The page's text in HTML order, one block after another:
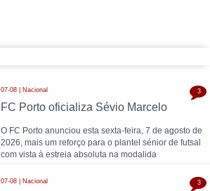
07-08 | Nacional
FC Porto oficializa Sévio Marcelo
O FC Porto anunciou esta sexta-feira, 7 de agosto de
2026, mais um reforço para o plantel sénior de futsal
com vista à estreia absoluta na modalida
3
07-08 | Nacional 3